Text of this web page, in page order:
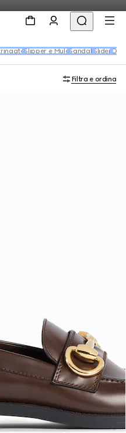
Slipper e MuleSandali Slider
Filtra e ordina